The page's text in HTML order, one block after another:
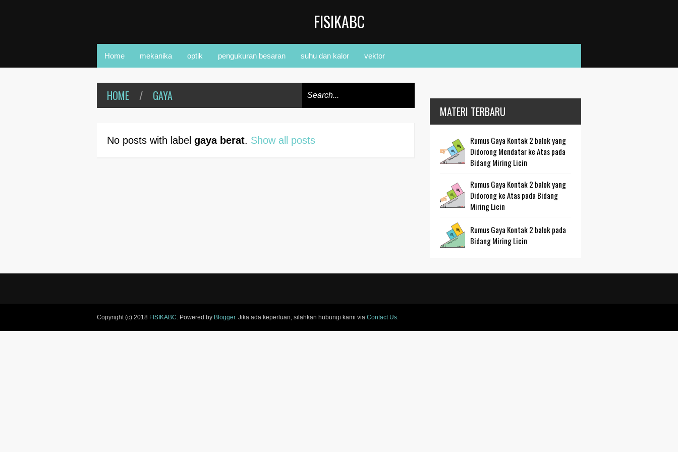
FISIKABC
Home mekanika optik pengukuran besaran suhu dan kalor vektor
HOME / GAYA
No posts with label gaya berat. Show all posts
MATERI TERBARU
Rumus Gaya Kontak 2 balok yang
Didorong Mendatar ke Atas pada
Bidang Miring Licin
Rumus Gaya Kontak 2 balok yang
Didorong ke Atas pada Bidang
Miring Licin
Rumus Gaya Kontak 2 balok pada
Bidang Miring Licin
Copyright (c) 2018 FISIKABC. Powered by Blogger. Jika ada keperluan, silahkan hubungi kami via Contact Us.